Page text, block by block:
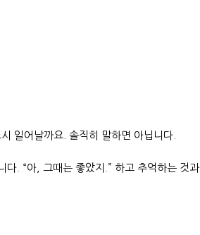
일어날까요. 솔직히 말하면 아닙니다.
. “아, 그때는 좋았지.” 하고 추억하는 것과